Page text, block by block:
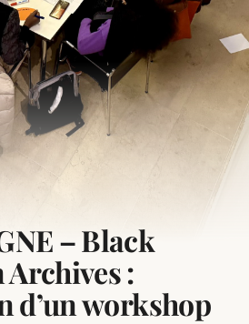
– Black
:
d’un workshop